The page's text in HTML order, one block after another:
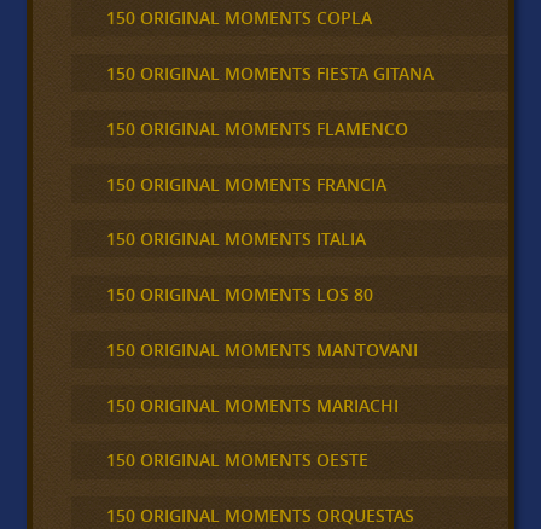
150 ORIGINAL MOMENTS COPLA
150 ORIGINAL MOMENTS FIESTA GITANA
150 ORIGINAL MOMENTS FLAMENCO
150 ORIGINAL MOMENTS FRANCIA
150 ORIGINAL MOMENTS ITALIA
150 ORIGINAL MOMENTS LOS 80
150 ORIGINAL MOMENTS MANTOVANI
150 ORIGINAL MOMENTS MARIACHI
150 ORIGINAL MOMENTS OESTE
150 ORIGINAL MOMENTS ORQUESTAS